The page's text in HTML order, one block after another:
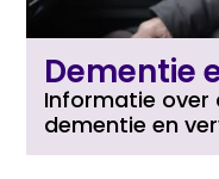
Dementie
Informatie
dementie en